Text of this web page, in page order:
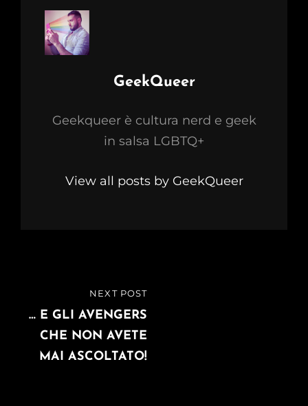
Author:
GeekQueer
Geekqueer è cultura nerd e geek
in salsa LGBTQ+
View all posts by GeekQueer
Navigazione
articoli
POST
NEXT POST
… E GLI AVENGERS
CHE NON AVETE
MAI ASCOLTATO!